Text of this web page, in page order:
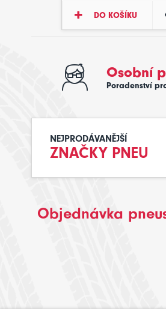
DO KOŠÍKU
Osobní
Poradenství
NEJPRODÁVANĚJŠÍ
ZNAČKY PNEU
Objednávka